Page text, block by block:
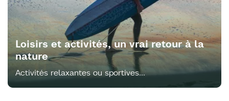
Loisirs et activités, un vrai retour à la
nature
Activités relaxantes ou sportives...